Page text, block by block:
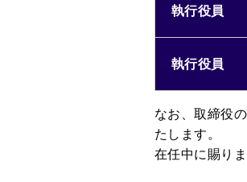
執行役員
執行役員
なお、取締役
たします。
在任中に賜り